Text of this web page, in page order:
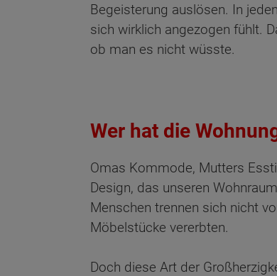
Begeisterung auslösen. In
sich wirklich angezogen fühlt.
ob man es nicht wüsste.
Wer hat die
Omas Kommode, Mutters
Design, das unseren
Menschen trennen sich nicht
Möbelstücke vererbten.
Doch diese Art der